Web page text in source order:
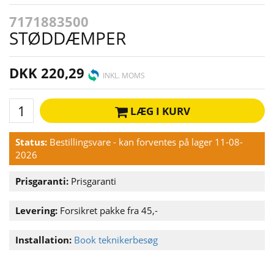
7171883500
STØDDÆMPER
DKK 220,29 INKL. MOMS
LÆG I KURV
Status: Bestillingsvare - kan forventes på lager 11-08-
2026
Prisgaranti: Prisgaranti
Levering: Forsikret pakke fra 45,-
Installation: Book teknikerbesøg